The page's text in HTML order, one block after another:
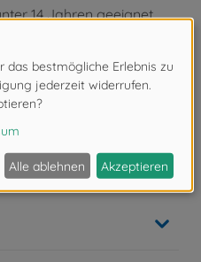
14 Jahren geeignet.